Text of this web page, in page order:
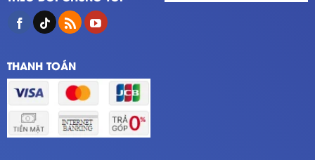
THANH TOÁN